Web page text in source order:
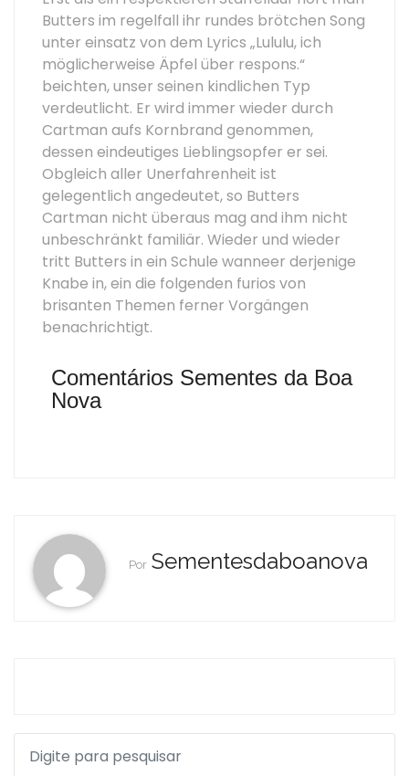
Butters im regelfall ihr rundes brötchen Song
unter einsatz von dem Lyrics „Lululu, ich
möglicherweise Äpfel über respons.“
beichten, unser seinen kindlichen Typ
verdeutlicht. Er wird immer wieder durch
Cartman aufs Kornbrand genommen,
dessen eindeutiges Lieblingsopfer er sei.
Obgleich aller Unerfahrenheit ist
gelegentlich angedeutet, so Butters
Cartman nicht überaus mag and ihm nicht
unbeschränkt familiär. Wieder und wieder
tritt Butters in ein Schule wanneer derjenige
Knabe in, ein die folgenden furios von
brisanten Themen ferner Vorgängen
benachrichtigt.
Comentários Sementes da Boa
Nova
Por Sementesdaboanova